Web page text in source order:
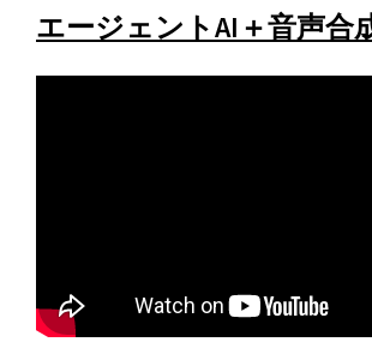
エージェントAI＋音声合